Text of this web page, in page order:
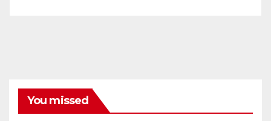
You missed